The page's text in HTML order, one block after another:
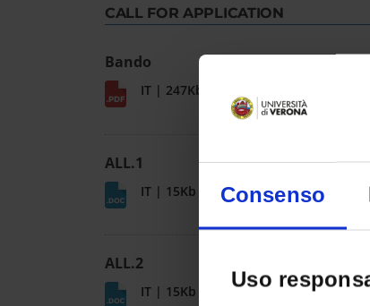
Consenso
Uso
CALL FOR APPLICATION
Bando
IT | 247Kb
ALL.1
IT | 15Kb
ALL.2
IT | 15Kb